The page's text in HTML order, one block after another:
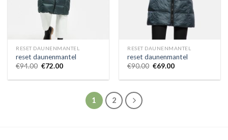
RESET DAUNENMANTEL
reset daunenmantel
€94.00 €72.00
RESET DAUNENMANTEL
reset daunenmantel
€90.00 €69.00
1 2